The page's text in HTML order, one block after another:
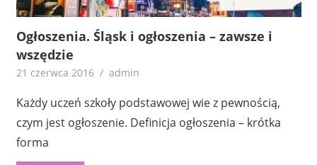
Ogłoszenia. Śląsk i ogłoszenia – zawsze i
wszędzie
21 czerwca 2016 admin
Każdy uczeń szkoły podstawowej wie z pewnością,
czym jest ogłoszenie. Definicja ogłoszenia – krótka
forma